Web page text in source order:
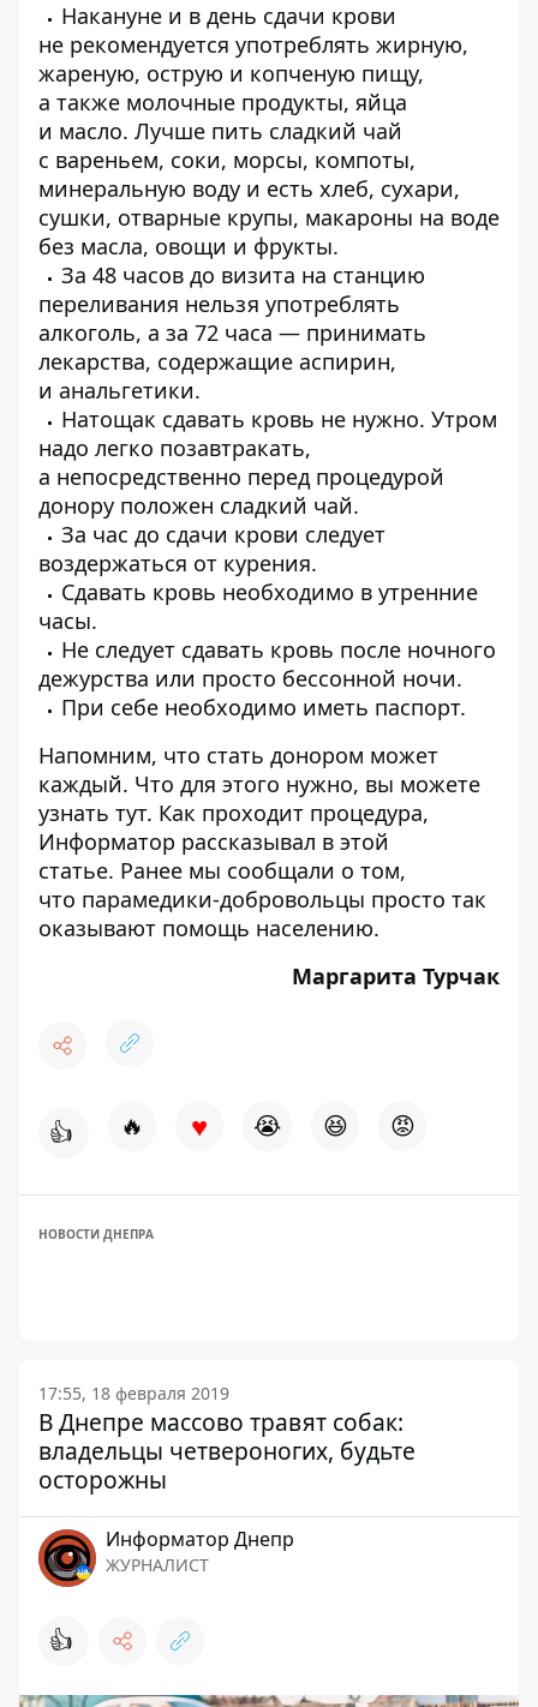
Накануне и в день сдачи крови
не рекомендуется употреблять жирную,
жареную, острую и копченую пищу,
а также молочные продукты, яйца
и масло. Лучше пить сладкий чай
с вареньем, соки, морсы, компоты,
минеральную воду и есть хлеб, сухари,
сушки, отварные крупы, макароны на воде
без масла, овощи и фрукты.
За 48 часов до визита на станцию
переливания нельзя употреблять
алкоголь, а за 72 часа — принимать
лекарства, содержащие аспирин,
и анальгетики.
Натощак сдавать кровь не нужно. Утром
надо легко позавтракать,
а непосредственно перед процедурой
донору положен сладкий чай.
За час до сдачи крови следует
воздержаться от курения.
Сдавать кровь необходимо в утренние
часы.
Не следует сдавать кровь после ночного
дежурства или просто бессонной ночи.
При себе необходимо иметь паспорт.
Напомним, что стать донором может
каждый. Что для этого нужно, вы можете
узнать тут. Как проходит процедура,
Информатор рассказывал в этой
статье. Ранее мы сообщали о том,
что парамедики-добровольцы просто так
оказывают помощь населению.
Маргарита Турчак
👍 🔥 ♥ 😭 😆 😡
НОВОСТИ ДНЕПРА
17:55, 18 февраля 2019
В Днепре массово травят собак:
владельцы четвероногих, будьте
осторожны
Информатор Днепр
ЖУРНАЛИСТ
👍